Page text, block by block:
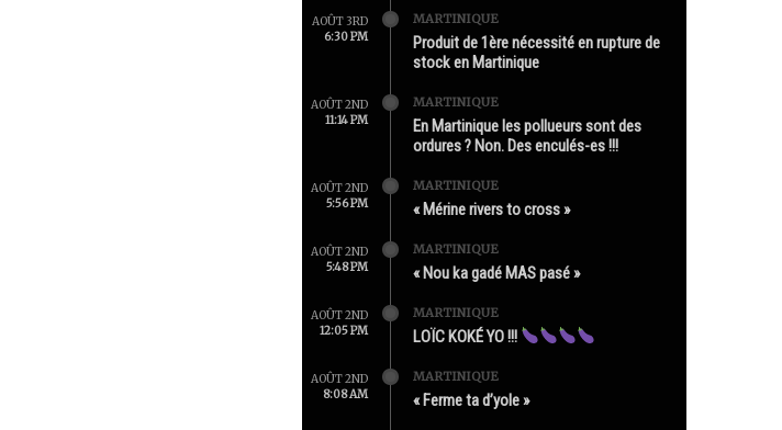
AOÛT 3RD
6:30 PM
MARTINIQUE
Produit de 1ère nécessité en rupture de
stock en Martinique
AOÛT 2ND
11:14 PM
MARTINIQUE
En Martinique les pollueurs sont des
ordures ? Non. Des enculés-es !!!
AOÛT 2ND
5:56 PM
MARTINIQUE
« Mérine rivers to cross »
AOÛT 2ND
5:48 PM
MARTINIQUE
« Nou ka gadé MAS pasé »
AOÛT 2ND
12:05 PM
MARTINIQUE
LOÏC KOKÉ YO !!!
AOÛT 2ND
8:08 AM
MARTINIQUE
« Ferme ta d’yole »